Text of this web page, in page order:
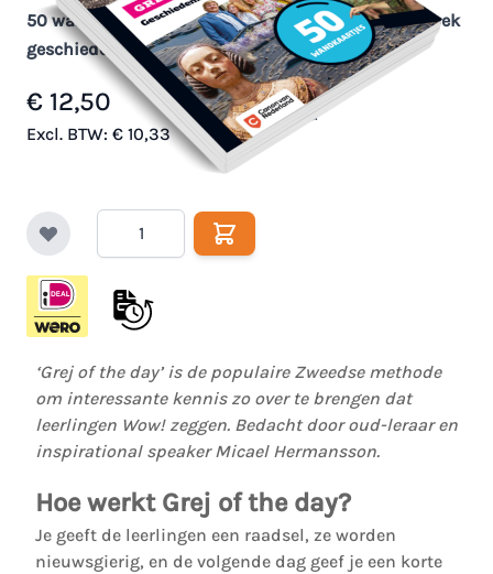
50 wandkaartjes, behorende bij elke grej uit het boek
geschiedenis van Nederland
€ 12,50
Excl. BTW: € 10,33
Op voorraad
‘Grej of the day’ is de populaire Zweedse methode
om interessante kennis zo over te brengen dat
leerlingen Wow! zeggen. Bedacht door oud-leraar en
inspirational speaker Micael Hermansson.
Hoe werkt Grej of the day?
Je geeft de leerlingen een raadsel, ze worden
nieuwsgierig, en de volgende dag geef je een korte